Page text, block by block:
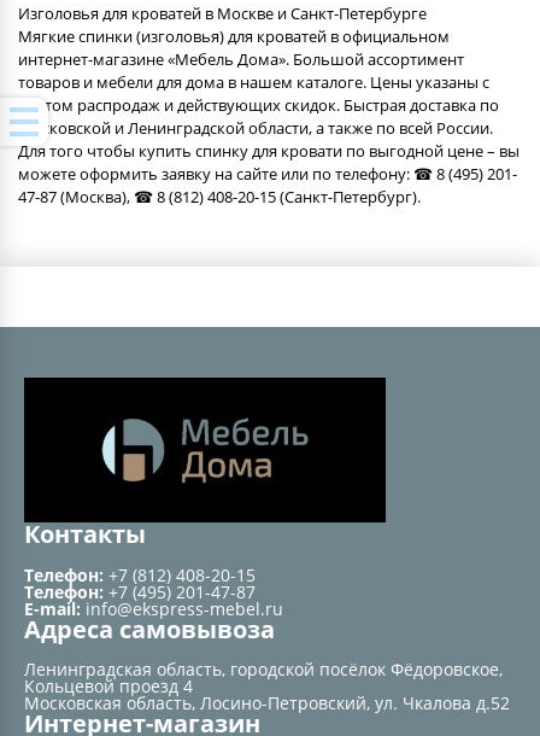
Изголовья для кроватей в Москве и Санкт-Петербурге
Мягкие спинки (изголовья) для кроватей в официальном
интернет-магазине «Мебель Дома». Большой ассортимент
товаров и мебели для дома в нашем каталоге. Цены указаны с
учетом распродаж и действующих скидок. Быстрая доставка по
Московской и Ленинградской области, а также по всей России.
Для того чтобы купить спинку для кровати по выгодной цене – вы
можете оформить заявку на сайте или по телефону: ☎ 8 (495) 201-
47-87 (Москва), ☎ 8 (812) 408-20-15 (Санкт-Петербург).
Контакты
Телефон: +7 (812) 408-20-15
Телефон: +7 (495) 201-47-87
E-mail: info@ekspress-mebel.ru
Адреса самовывоза
Ленинградская область, городской посёлок Фёдоровское,
Кольцевой проезд 4
Московская область, Лосино-Петровский, ул. Чкалова д.52
Интернет-магазин